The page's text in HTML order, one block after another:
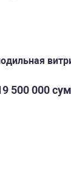
500 000 сум